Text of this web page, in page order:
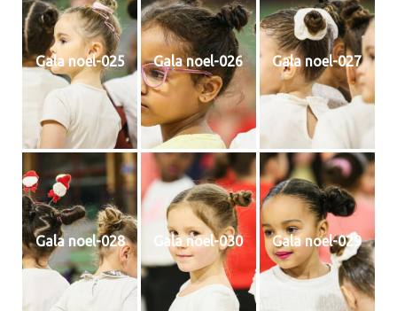
Gala noel-025 Gala noel-026 Gala noel-027
Gala noel-028 Gala noel-030 Gala noel-029